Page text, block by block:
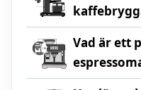
Vad är ett